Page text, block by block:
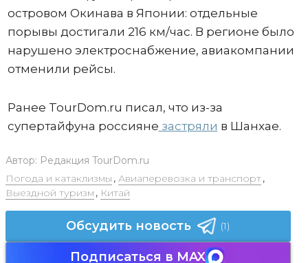
островом Окинава в Японии: отдельные
порывы достигали 216 км/час. В регионе было
нарушено электроснабжение, авиакомпании
отменили рейсы.
Ранее TourDom.ru писал, что из-за
супертайфуна россияне застряли в Шанхае.
Автор: Редакция TourDom.ru
Погода и катаклизмы , Авиаперевозка и транспорт,
Выездной туризм , Китай
Обсудить новость (1)
Подписаться в MAX